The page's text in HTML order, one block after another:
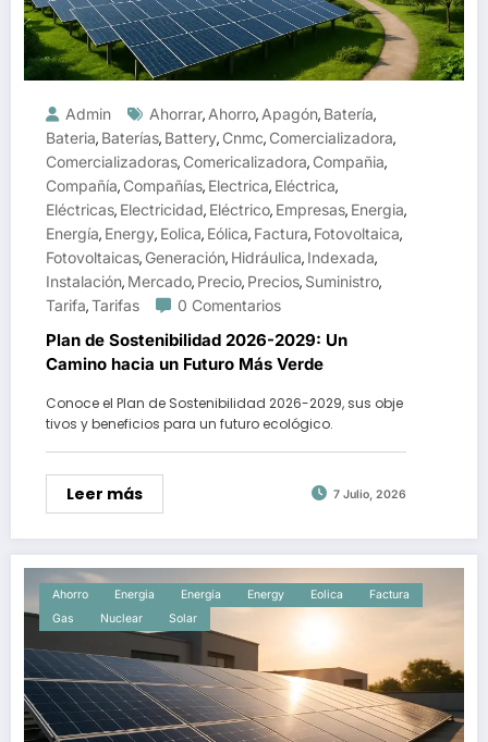
Admin Ahorrar, Ahorro, Apagón, Batería,
Bateria, Baterías, Battery, Cnmc, Comercializadora,
Comercializadoras, Comericalizadora, Compañia,
Compañía, Compañías, Electrica, Eléctrica,
Eléctricas, Electricidad, Eléctrico, Empresas, Energia,
Energía, Energy, Eolica, Eólica, Factura, Fotovoltaica,
Fotovoltaicas, Generación, Hidráulica, Indexada,
Instalación, Mercado, Precio, Precios, Suministro,
Tarifa,Tarifas 0 Comentarios
Plan de Sostenibilidad 2026-2029: Un
Camino hacia un Futuro Más Verde
Conoce el Plan de Sostenibilidad 2026-2029, sus obje
tivos y beneficios para un futuro ecológico.
Leer más 7 Julio, 2026
Ahorro Energia Energía Energy Eolica
Factura
Gas
Nuclear Solar